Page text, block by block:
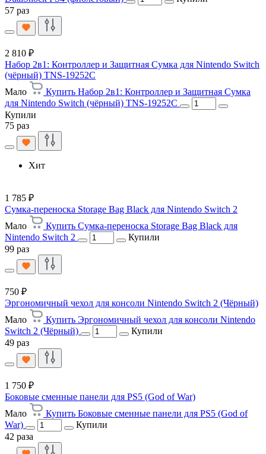
57 раз
2 810 ₽
Набор 2в1: Контроллер и Защитная Сумка для Nintendo Switch
(чёрный) TNS-19252C
Мало
Купить Набор 2в1: Контроллер и Защитная Сумка
для Nintendo Switch (чёрный) TNS-19252C
Купили
75 раз
Хит
1 785 ₽
Сумка-переноска Storage Bag Black для Nintendo Switch 2
Мало
Купить Сумка-переноска Storage Bag Black для
Nintendo Switch 2
Купили
99 раз
750 ₽
Эргономичный чехол для консоли Nintendo Switch 2 (Чёрный)
Мало
Купить Эргономичный чехол для консоли Nintendo
Switch 2 (Чёрный)
Купили
49 раз
1 750 ₽
Боковые сменные панели для PS5 (God of War)
Мало
Купить Боковые сменные панели для PS5 (God of
War)
Купили
42 раза